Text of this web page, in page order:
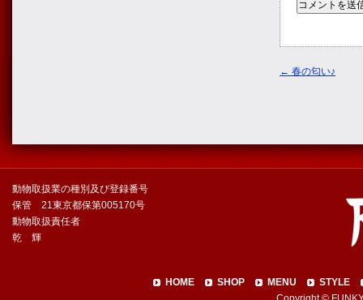
← 春の匂い♪
動物取扱業の種別及び登録番号
保管 21東京都保第005170号
動物取扱責任者
乾 輝
HOME SHOP MENU
STYLE